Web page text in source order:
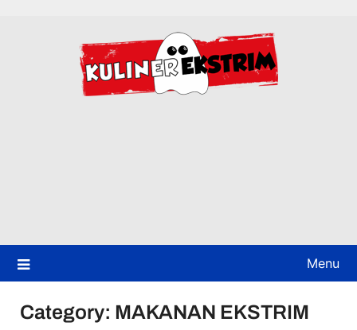
Menu
Category: MAKANAN EKSTRIM